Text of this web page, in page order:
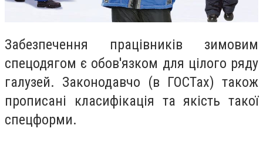
Забезпечення працівників зимовим
спецодягом є обов'язком для цілого ряду
галузей. Законодавчо (в ГОСТах) також
прописані класифікація та якість такої
спецформи.